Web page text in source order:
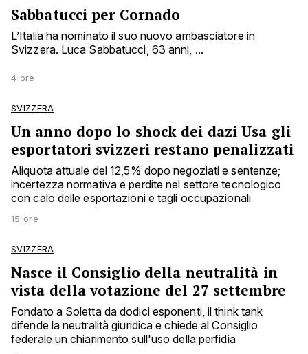
Sabbatucci per Cornado
L’Italia ha nominato il suo nuovo ambasciatore in
Svizzera. Luca Sabbatucci, 63 anni, ...
4 ore
SVIZZERA
Un anno dopo lo shock dei dazi Usa gli
esportatori svizzeri restano penalizzati
Aliquota attuale del 12,5% dopo negoziati e sentenze;
incertezza normativa e perdite nel settore tecnologico
con calo delle esportazioni e tagli occupazionali
15 ore
SVIZZERA
Nasce il Consiglio della neutralità in
vista della votazione del 27 settembre
Fondato a Soletta da dodici esponenti, il think tank
difende la neutralità giuridica e chiede al Consiglio
federale un chiarimento sull'uso della perfidia